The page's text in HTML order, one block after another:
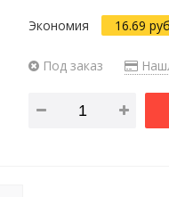
Экономия 16.69
Под заказ